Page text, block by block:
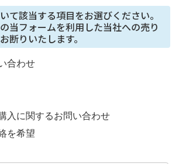
いを外部に委託する場合は、当社が規
理基準を満たす企業を選定して委託を
扱いが⾏われるよう監督します。
報の開⽰等に応じる問合せ窓⼝
により、当社が本件により取得した個
の通知・開⽰・内容の訂正・追加また
⽌・消去または第三者への提供の停
録の開⽰（「開⽰等」といいます。）
て該当する項目をお選びください。
当フォームを利用した当社への売り
断りいたします。
合わせ
入に関するお問い合わせ
を希望